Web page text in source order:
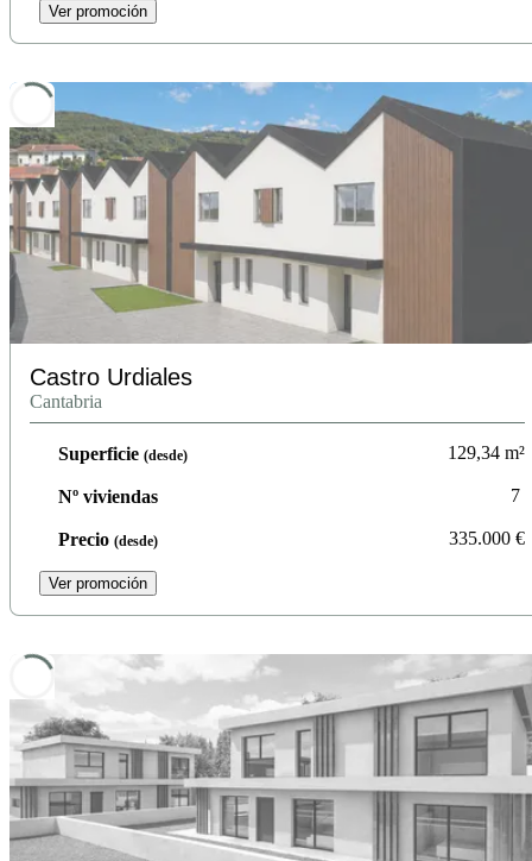
Ver promoción
Castro Urdiales
Cantabria
Superficie (desde) 129,34 m²
Nº viviendas 7
Precio (desde) 335.000 €
Ver promoción